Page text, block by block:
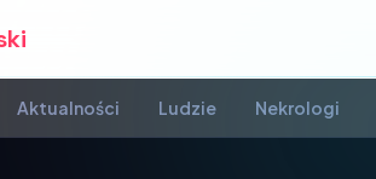
Aktualności Ludzie Nekrologi